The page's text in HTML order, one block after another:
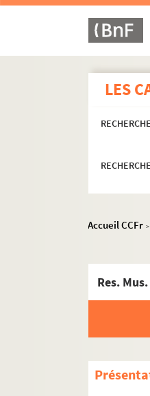
LES
Accueil CCFr >
Res.